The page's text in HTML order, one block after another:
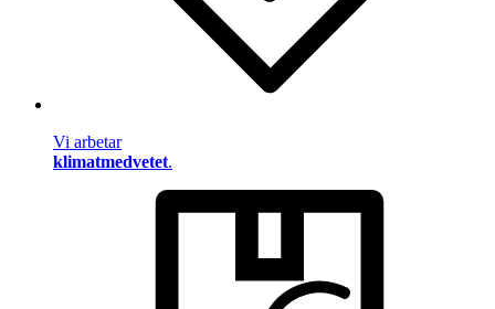
Vi arbetar
klimatmedvetet.